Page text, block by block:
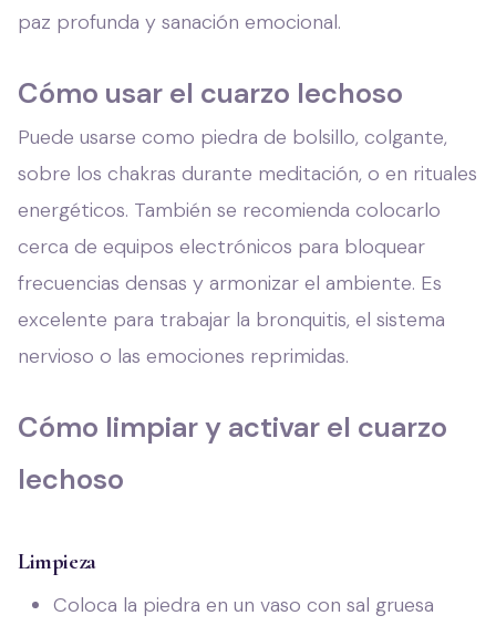
paz profunda y sanación emocional.
Cómo usar el cuarzo lechoso
Puede usarse como piedra de bolsillo, colgante,
sobre los chakras durante meditación, o en rituales
energéticos. También se recomienda colocarlo
cerca de equipos electrónicos para bloquear
frecuencias densas y armonizar el ambiente. Es
excelente para trabajar la bronquitis, el sistema
nervioso o las emociones reprimidas.
Cómo limpiar y activar el cuarzo
lechoso
Limpieza
Coloca la piedra en un vaso con sal gruesa